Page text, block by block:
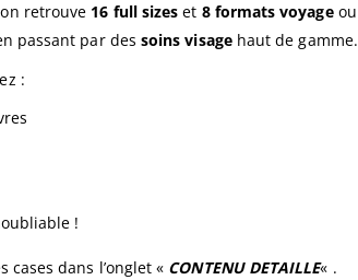
retrouve 16 full sizes et 8 formats voyageou
passant par des soins visagehaut de gamme.
:
!
dans l’onglet « CONTENU DETAILLE« .